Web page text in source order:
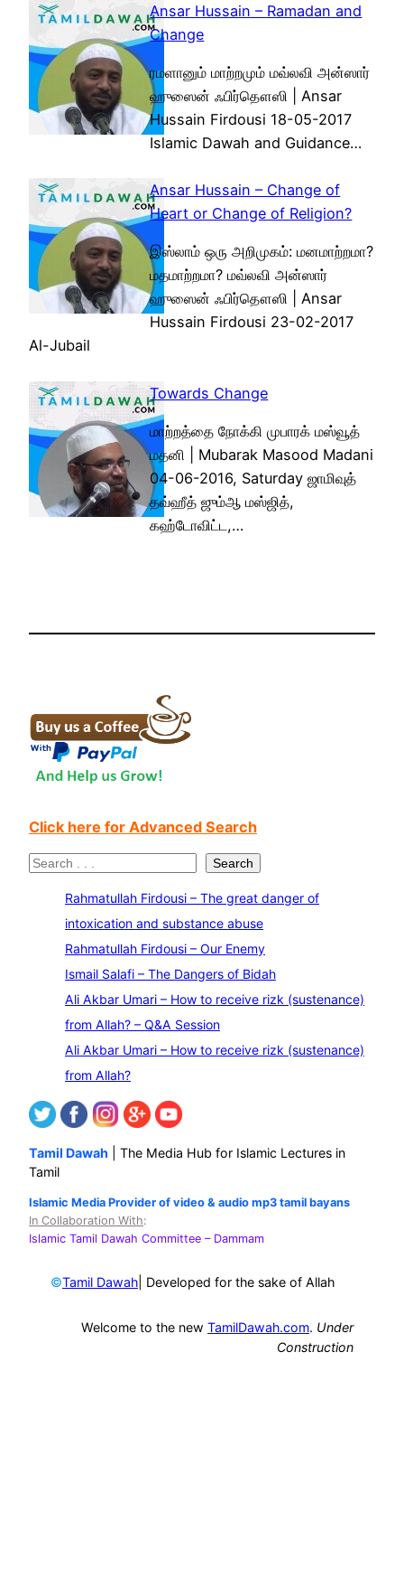
Ansar Hussain – Ramadan and
Change
ரமளானும் மாற்றமும் மவ்லவி அன்ஸார்
ஹுஸைன் ஃபிர்தௌஸி | Ansar
Hussain Firdousi 18-05-2017
Islamic Dawah and Guidance…
Ansar Hussain – Change of
Heart or Change of Religion?
இஸ்லாம் ஒரு அறிமுகம்: மனமாற்றமா?
மதமாற்றமா? மவ்லவி அன்ஸார்
ஹுஸைன் ஃபிர்தௌஸி | Ansar
Hussain Firdousi 23-02-2017
Al-Jubail
Towards Change
மாற்றத்தை நோக்கி முபாரக் மஸ்வூத்
மதனி | Mubarak Masood Madani
04-06-2016, Saturday ஜாமிவுத்
தவ்ஹீத் ஜும்ஆ மஸ்ஜித்,
கஹ்டோவிட்ட,…
Click here for Advanced Search
S
Search
Rahmatullah Firdousi – The great danger of
intoxication and substance abuse
Rahmatullah Firdousi – Our Enemy
Ismail Salafi – The Dangers of Bidah
Ali Akbar Umari – How to receive rizk (sustenance)
from Allah? – Q&A Session
Ali Akbar Umari – How to receive rizk (sustenance)
from Allah?
Tamil Dawah | The Media Hub for Islamic Lectures in
Tamil
Islamic Media Provider of video & audio mp3 tamil bayans
In Collaboration With:
Islamic Tamil Dawah Committee – Dammam
©Tamil Dawah | Developed for the sake of Allah
Welcome to the new TamilDawah.com. Under
Construction